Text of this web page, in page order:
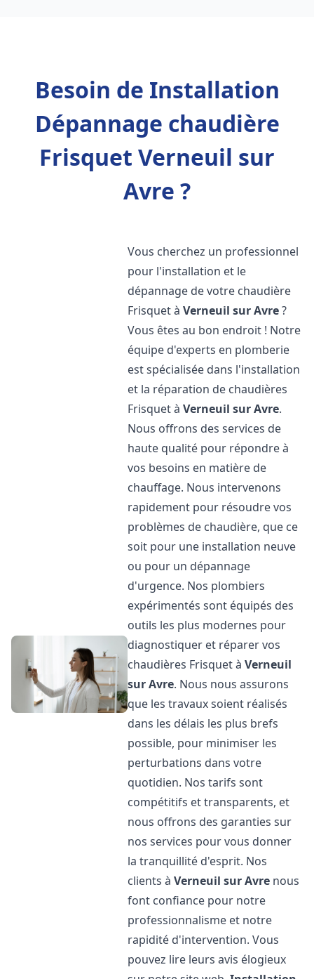
Besoin de Installation
Dépannage chaudière
Frisquet Verneuil sur
Avre ?
Vous cherchez un professionnel
pour l'installation et le
dépannage de votre chaudière
Frisquet àVerneuil sur Avre?
Vous êtes au bon endroit ! Notre
équipe d'experts en plomberie
est spécialisée dans l'installation
et la réparation de chaudières
Frisquet àVerneuil sur Avre.
Nous offrons des services de
haute qualité pour répondre à
vos besoins en matière de
chauffage. Nous intervenons
rapidement pour résoudre vos
problèmes de chaudière, que ce
soit pour une installation neuve
ou pour un dépannage
d'urgence. Nos plombiers
expérimentés sont équipés des
outils les plus modernes pour
diagnostiquer et réparer vos
chaudières Frisquet àVerneuil
sur Avre. Nous nous assurons
que les travaux soient réalisés
dans les délais les plus brefs
possible, pour minimiser les
perturbations dans votre
quotidien. Nos tarifs sont
compétitifs et transparents, et
nous offrons des garanties sur
nos services pour vous donner
la tranquillité d'esprit. Nos
clients àVerneuil sur Avre nous
font confiance pour notre
professionnalisme et notre
rapidité d'intervention. Vous
pouvez lire leurs avis élogieux